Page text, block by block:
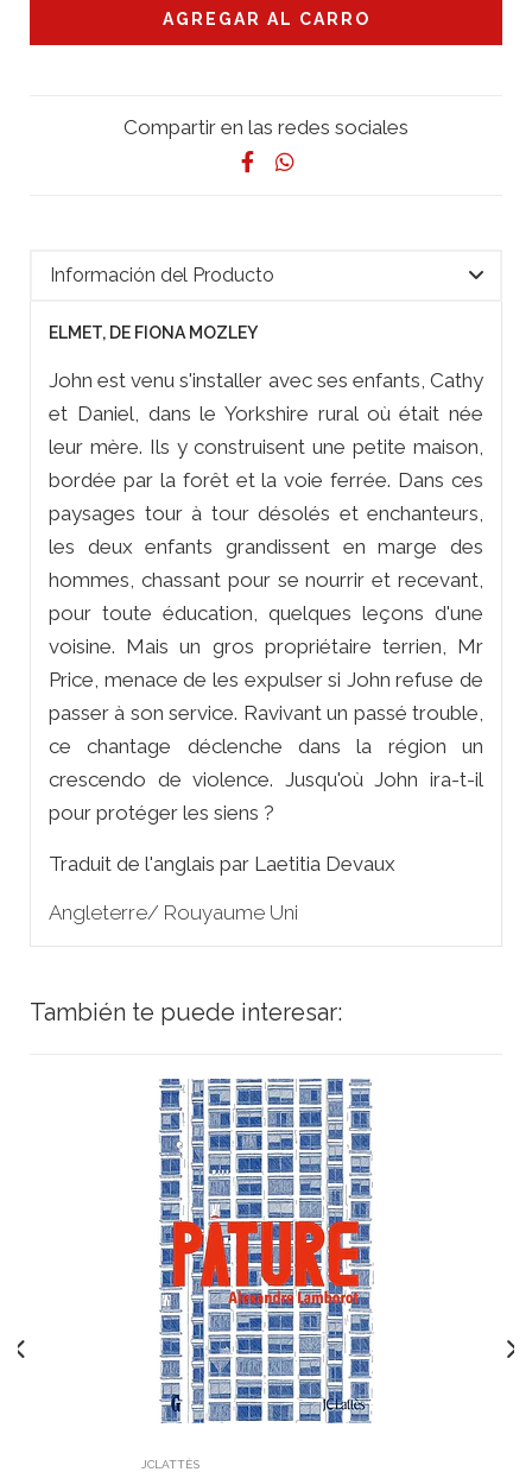
Compartir en las redes sociales
Información del Producto
ELMET, DE FIONA MOZLEY
John est venu s'installer avec ses enfants, Cathy
et Daniel, dans le Yorkshire rural où était née
leur mère. Ils y construisent une petite maison,
bordée par la forêt et la voie ferrée. Dans ces
paysages tour à tour désolés et enchanteurs,
les deux enfants grandissent en marge des
hommes, chassant pour se nourrir et recevant,
pour toute éducation, quelques leçons d'une
voisine. Mais un gros propriétaire terrien, Mr
Price, menace de les expulser si John refuse de
passer à son service. Ravivant un passé trouble,
ce chantage déclenche dans la région un
crescendo de violence. Jusqu'où John ira-t-il
pour protéger les siens ?
Traduit de l'anglais par Laetitia Devaux
Angleterre/ Rouyaume Uni
También te puede interesar:
JCLATTÈS